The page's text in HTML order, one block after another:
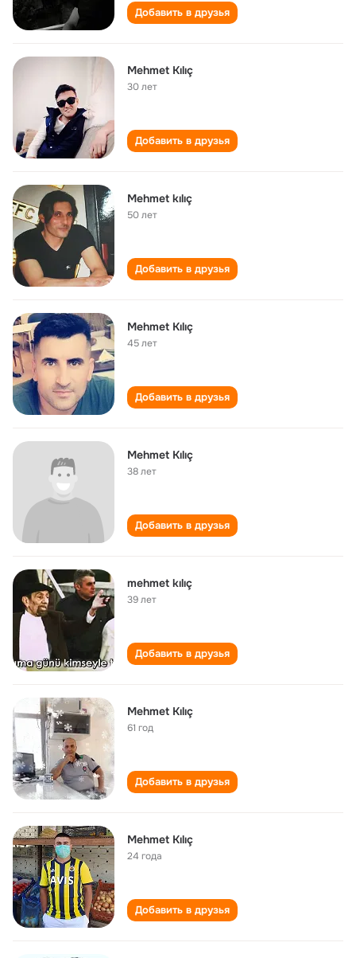
Добавить в друзья
Mehmet Kılıç
30 лет
Добавить в друзья
Mehmet kılıç
50 лет
Добавить в друзья
Mehmet Kılıç
45 лет
Добавить в друзья
Mehmet Kılıç
38 лет
Добавить в друзья
mehmet kılıç
39 лет
Добавить в друзья
Mehmet Kılıç
61 год
Добавить в друзья
Mehmet Kılıç
24 года
Добавить в друзья